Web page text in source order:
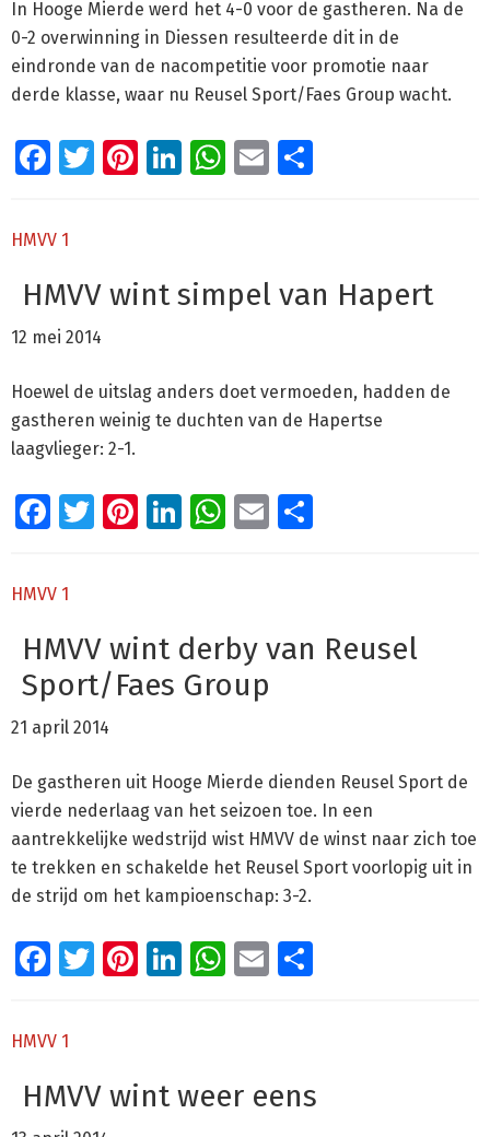
In Hooge Mierde werd het 4-0 voor de gastheren. Na de
0-2 overwinning in Diessen resulteerde dit in de
eindronde van de nacompetitie voor promotie naar
derde klasse, waar nu Reusel Sport/Faes Group wacht.
Facebook
Twitter
Pinterest
LinkedIn
WhatsApp
Email
HMVV 1
HMVV wint simpel van Hapert
12 mei 2014
Hoewel de uitslag anders doet vermoeden, hadden de
gastheren weinig te duchten van de Hapertse
laagvlieger: 2-1.
Facebook
Twitter
Pinterest
LinkedIn
WhatsApp
Email
HMVV 1
HMVV wint derby van Reusel
Sport/Faes Group
21 april 2014
De gastheren uit Hooge Mierde dienden Reusel Sport de
vierde nederlaag van het seizoen toe. In een
aantrekkelijke wedstrijd wist HMVV de winst naar zich toe
te trekken en schakelde het Reusel Sport voorlopig uit in
de strijd om het kampioenschap: 3-2.
Facebook
Twitter
Pinterest
LinkedIn
WhatsApp
Email
HMVV 1
HMVV wint weer eens